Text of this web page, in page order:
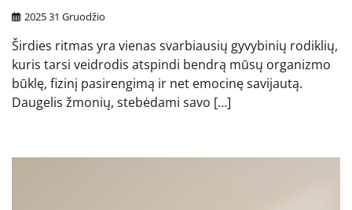
2025 31 Gruodžio
Širdies ritmas yra vienas svarbiausių gyvybinių rodiklių,
kuris tarsi veidrodis atspindi bendrą mūsų organizmo
būklę, fizinį pasirengimą ir net emocinę savijautą.
Daugelis žmonių, stebėdami savo […]